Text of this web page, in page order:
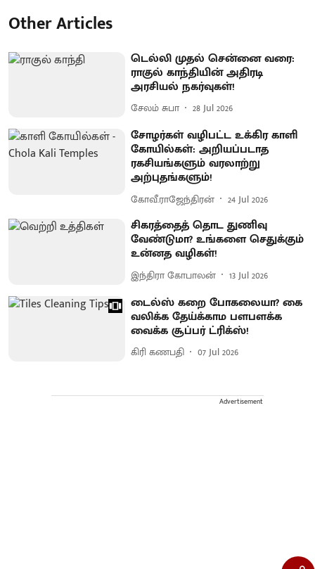
Other Articles
டெல்லி முதல் சென்னை வரை:
ராகுல் காந்தியின் அதிரடி
அரசியல் நகர்வுகள்!
சேலம் சுபா 28 Jul 2026
சோழர்கள் வழிபட்ட உக்கிர காளி
கோயில்கள்: அறியப்படாத
ரகசியங்களும் வரலாற்று
அற்புதங்களும்!
கோவீ.ராஜேந்திரன் 24 Jul 2026
சிகரத்தைத் தொட துணிவு
வேண்டுமா? உங்களை செதுக்கும்
உன்னத வழிகள்!
இந்திரா கோபாலன் 13 Jul 2026
டைல்ஸ் கறை போகலையா? கை
வலிக்க தேய்க்காம பளபளக்க
வைக்க சூப்பர் ட்ரிக்ஸ்!
கிரி கணபதி 07 Jul 2026
Advertisement